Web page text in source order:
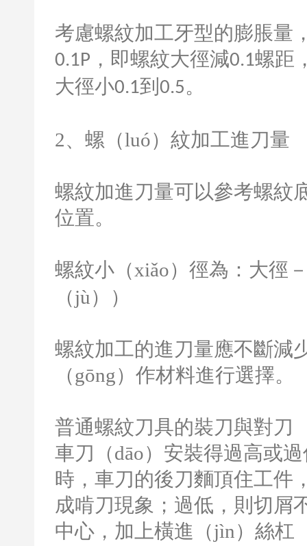
考慮螺紋加工牙型的膨脹量
0.1P ，即螺紋大徑減0.1螺距
大徑小0.1到 0.5。
2、螺（luó）紋加工進刀量
螺紋加進刀量可以參考螺紋
位置。
螺紋小（xiǎo）徑為：大徑
（jù））
螺紋加工的進刀量應不斷減
（gōng）作材料進行選擇。
普通螺紋刀具的裝刀與對刀
車刀（dāo）安裝得過高或
時，車刀的後刀麵頂住工件
成啃刀現象；過低，則切屑
中心，加上橫進（jìn）絲杠